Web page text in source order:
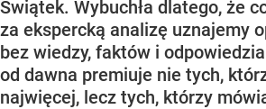
Świątek. Wybuchła dlatego, że
za ekspercką analizę uznajemy
bez wiedzy, faktów i
od dawna premiuje nie tych,
najwięcej, lecz tych, którzy